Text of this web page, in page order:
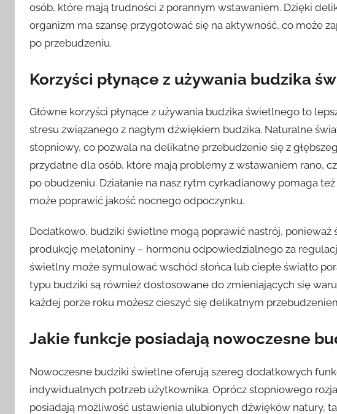
osób, które mają trudności z porannym wstawaniem. Dzięki
organizm ma szansę przygotować się na aktywność, co może
po przebudzeniu.
Korzyści płynące z używania budzika
Główne korzyści płynące z używania budzika świetlnego to
stresu związanego z nagłym dźwiękiem budzika. Naturalne
stopniowy, co pozwala na delikatne przebudzenie się z
przydatne dla osób, które mają problemy z wstawaniem rano,
po obudzeniu. Działanie na nasz rytm cyrkadianowy pomaga
może poprawić jakość nocnego odpoczynku.
Dodatkowo, budziki świetlne mogą poprawić nastrój, ponieważ
produkcję melatoniny – hormonu odpowiedzialnego za
świetlny może symulować wschód słońca lub ciepłe światło
typu budziki są również dostosowane do zmieniających się
każdej porze roku możesz cieszyć się delikatnym
Jakie funkcje posiadają nowoczesne
Nowoczesne budziki świetlne oferują szereg dodatkowych
indywidualnych potrzeb użytkownika. Oprócz stopniowego
posiadają możliwość ustawienia ulubionych dźwięków natury,